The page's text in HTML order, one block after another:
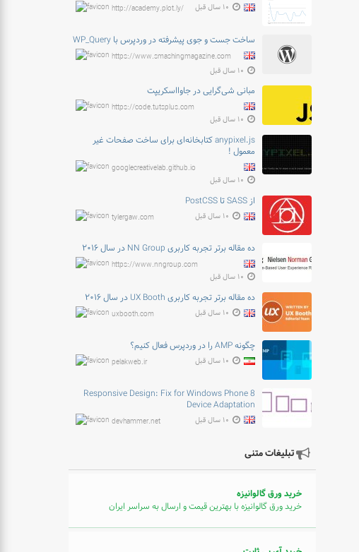
http://academy.plot.ly/ ۱۰ سال قبل
ساخت جست و جوی پیشرفته در وردپرس با WP_Query
https://www.smashingmagazine.com
۱۰ سال قبل
مبانی شی‌گرایی در جاوااسکریپت
https://code.tutsplus.com
۱۰ سال قبل
anypixel.js کتابخانه‌ای برای ساخت صفحات غیر
معمول !
googlecreativelab.github.io
۱۰ سال قبل
از SASS تا PostCSS
tylergaw.com ۱۰ سال قبل
ده مقاله برتر تجربه کاربری NN Group در سال ۲۰۱۶
https://www.nngroup.com
۱۰ سال قبل
ده مقاله برتر تجربه کاربری UX Booth در سال ۲۰۱۶
uxbooth.com ۱۰ سال قبل
چگونه AMP را در وردپرس فعال کنیم؟
pelakweb.ir ۱۰ سال قبل
Responsive Design: Fix for Windows Phone 8
Device Adaptation
devhammer.net ۱۰ سال قبل
تبلیغات متنی
خرید ورق گالوانیزه
خرید ورق گالوانیزه با بهترین قیمت و ارسال به سراسر ایران